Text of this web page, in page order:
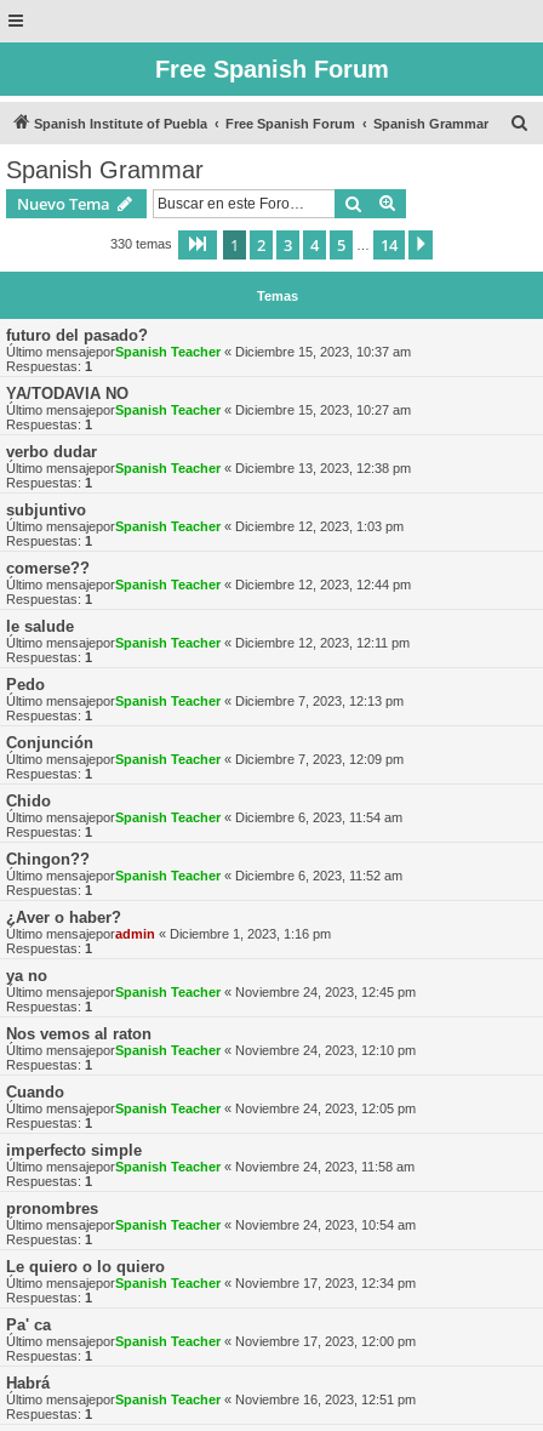
Free Spanish Forum
Spanish Institute of Puebla Free Spanish Forum Spanish Grammar
Spanish Grammar
Nuevo Tema Buscar
330 temas Página de 14
1 2 3 4 5 14
Temas
futuro del pasado?
Último mensajeporSpanish Teacher« Diciembre 15, 2023, 10:37 am
Respuestas: 1
YA/TODAVIA NO
Último mensajeporSpanish Teacher« Diciembre 15, 2023, 10:27 am
Respuestas: 1
verbo dudar
Último mensajeporSpanish Teacher« Diciembre 13, 2023, 12:38 pm
Respuestas: 1
subjuntivo
Último mensajeporSpanish Teacher« Diciembre 12, 2023, 1:03 pm
Respuestas: 1
comerse??
Último mensajeporSpanish Teacher« Diciembre 12, 2023, 12:44 pm
Respuestas: 1
le salude
Último mensajeporSpanish Teacher« Diciembre 12, 2023, 12:11 pm
Respuestas: 1
Pedo
Último mensajeporSpanish Teacher« Diciembre 7, 2023, 12:13 pm
Respuestas: 1
Conjunción
Último mensajeporSpanish Teacher« Diciembre 7, 2023, 12:09 pm
Respuestas: 1
Chido
Último mensajeporSpanish Teacher« Diciembre 6, 2023, 11:54 am
Respuestas: 1
Chingon??
Último mensajeporSpanish Teacher« Diciembre 6, 2023, 11:52 am
Respuestas: 1
¿Aver o haber?
Último mensajeporadmin « Diciembre 1, 2023, 1:16 pm
Respuestas: 1
ya no
Último mensajeporSpanish Teacher« Noviembre 24, 2023, 12:45 pm
Respuestas: 1
Nos vemos al raton
Último mensajeporSpanish Teacher« Noviembre 24, 2023, 12:10 pm
Respuestas: 1
Cuando
Último mensajeporSpanish Teacher« Noviembre 24, 2023, 12:05 pm
Respuestas: 1
imperfecto simple
Último mensajeporSpanish Teacher« Noviembre 24, 2023, 11:58 am
Respuestas: 1
pronombres
Último mensajeporSpanish Teacher« Noviembre 24, 2023, 10:54 am
Respuestas: 1
Le quiero o lo quiero
Último mensajeporSpanish Teacher« Noviembre 17, 2023, 12:34 pm
Respuestas: 1
Pa' ca
Último mensajeporSpanish Teacher« Noviembre 17, 2023, 12:00 pm
Respuestas: 1
Habrá
Último mensajeporSpanish Teacher« Noviembre 16, 2023, 12:51 pm
Respuestas: 1